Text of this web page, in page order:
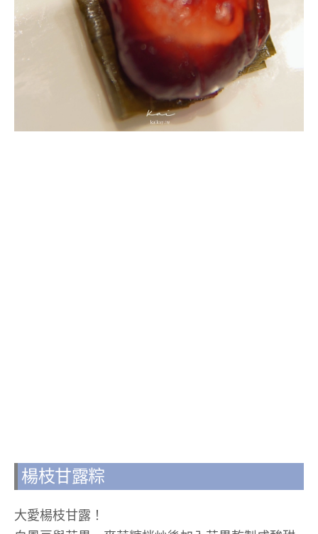
楊枝甘露粽
大愛楊枝甘露！